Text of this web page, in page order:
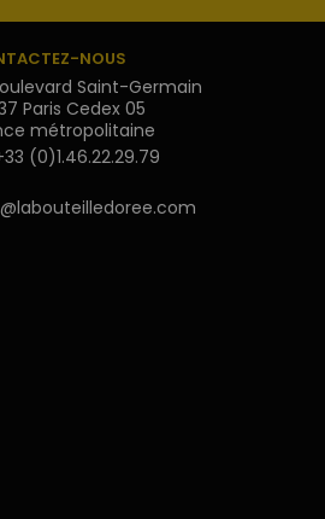
NOUS
Saint-Germain
Paris Cedex 05
métropolitaine
(0)1.46.22.29.79